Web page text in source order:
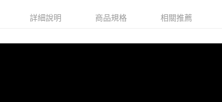
詳細說明 商品規格 相關推薦